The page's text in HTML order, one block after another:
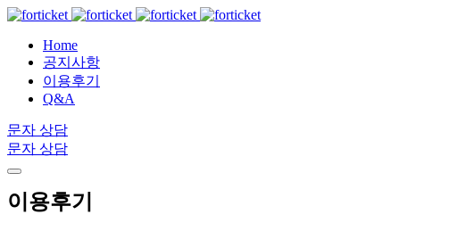
Home
공지사항
이용후기
Q&A
문자 상담
문자 상담
이용후기